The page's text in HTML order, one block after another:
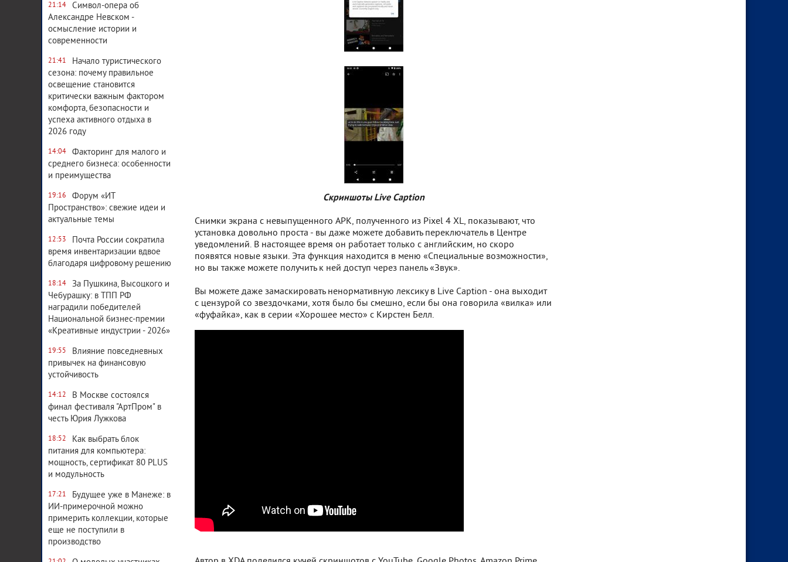
21:14
Символ-опера об
Александре Невском -
осмысление истории и
современности
21:41
Начало туристического
сезона: почему правильное
освещение становится
критически важным фактором
комфорта, безопасности и
успеха активного отдыха в
2026 году
14:04
Факторинг для малого и
среднего бизнеса: особенности
и преимущества
19:16
Форум «ИТ
Пространство»: свежие идеи и
актуальные темы
12:53
Почта России сократила
время инвентаризации вдвое
благодаря цифровому решению
18:14
За Пушкина, Высоцкого и
Чебурашку: в ТПП РФ
наградили победителей
Национальной бизнес-премии
«Креативные индустрии - 2026»
19:55
Влияние повседневных
привычек на финансовую
устойчивость
14:12
В Москве состоялся
финал фестиваля "АртПром" в
честь Юрия Лужкова
18:52
Как выбрать блок
питания для компьютера:
мощность, сертификат 80 PLUS
и модульность
17:21
Будущее уже в Манеже: в
ИИ-примерочной можно
примерить коллекции, которые
еще не поступили в
производство
Скриншоты Live Caption
Снимки экрана с невыпущенного APK, полученного из Pixel 4 XL, показывают, что
установка довольно проста - вы даже можете добавить переключатель в Центре
уведомлений. В настоящее время он работает только с английским, но скоро
появятся новые языки. Эта функция находится в меню «Специальные возможности»,
но вы также можете получить к ней доступ через панель «Звук».
Вы можете даже замаскировать ненормативную лексику в Live Caption - она выходит
с цензурой со звездочками, хотя было бы смешно, если бы она говорила «вилка» или
«фуфайка», как в серии «Хорошее место» с Кирстен Белл.